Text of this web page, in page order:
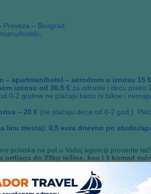
– Beograd,
hotelu,
– apartman/hotel – aerodrom u iznosu 15 €
iznosu od 36.5 € za odrasle i decu preko
0-2 godine ne plaćaju kartu ni takse i
– 20 € (ne plaćaju deca od 0-2 god.).
licu mesta): 0,5 eura dnevno po studiu/
polaska na put u Vašoj agenciji proverite
prtljaga do 23kg težine, kao i 1 komad
kilogram se naplaćuje na licu
149 € povratna karta, 129 € za